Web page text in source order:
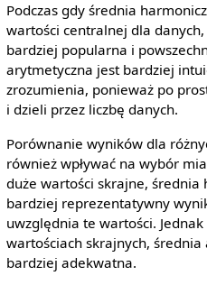
Podczas gdy średnia
wartości centralnej dla
bardziej popularna i
arytmetyczna jest bardziej
zrozumienia, ponieważ po
i dzieli przez liczbę danych.
Porównanie wyników dla
również wpływać na wybór
duże wartości skrajne, średnia
bardziej reprezentatywny
uwzględnia te wartości.
wartościach skrajnych,
bardziej adekwatna.